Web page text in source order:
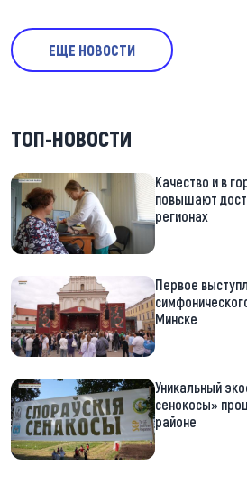
ЕЩЕ НОВОСТИ
ТОП-НОВОСТИ
Качество и в
повышают
регионах
Первое
Минске
Уникальный
сенокосы»
районе